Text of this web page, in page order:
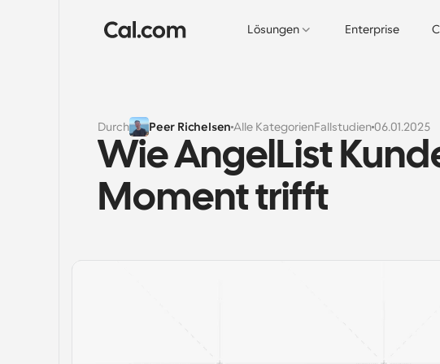
Lösungen Enterprise
Durch Peer Richelsen Alle KategorienFallstudien 06.01.2025
Wie AngelList
Moment trifft